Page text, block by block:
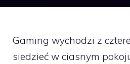
Gaming wychodzi z
siedzieć w ciasnym